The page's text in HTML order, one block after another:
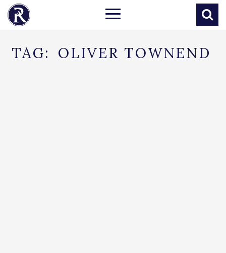
TAG: OLIVER TOWNEND